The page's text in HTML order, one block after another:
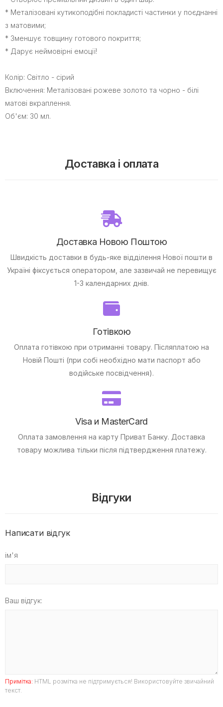
* Металізовані кутикоподібні покладисті частинки у поєднанні
з матовими;
* Зменшує товщину готового покриття;
* Дарує неймовірні емоції!
Колір: Світло - сірий
Включення: Металізовані рожеве золото та чорно - білі
матові вкраплення.
Об'єм: 30 мл.
Доставка і оплата
Доставка Новою Поштою
Швидкість доставки в будь-яке відділення Нової пошти в
Україні фіксується оператором, але зазвичай не перевищує
1-3 календарних днів.
Готівкою
Оплата готівкою при отриманні товару. Післяплатою на
Новій Пошті (при собі необхідно мати паспорт або
водійське посвідчення).
Visa и MasterCard
Оплата замовлення на карту Приват Банку. Доставка
товару можлива тільки після підтвердження платежу.
Відгуки
Написати відгук
ім'я
Ваш відгук:
Примітка: HTML розмітка не підтримується! Використовуйте звичайний
текст.